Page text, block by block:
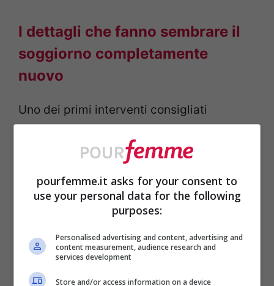
I dettagli che fanno sembrare il
soggiorno completamente
nuovo
Uno dei primi interventi consigliati
predominano materiali pesanti e tonalità
più scure, mentre in primavera è
preferibile scegliere lino, cotone e colori
chiari. Beige, verde salvia, azzurro polvere
e tonalità naturali aiutano a creare
un’atmosfera rilassante senza stravolgere
pourfemme.it asks for your consent to
use your personal data for the following
purposes:
Personalised advertising and content, advertising and
content measurement, audience research and
services development
Store and/or access information on a device